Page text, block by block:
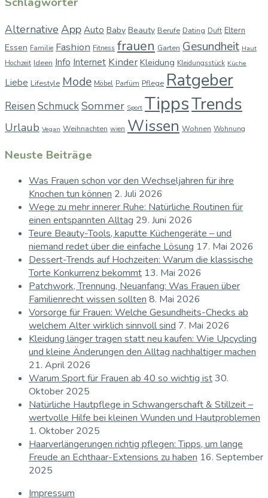
Alternative App Auto Baby Beauty Berufe Dating Duft Eltern
Essen Familie Fashion Fitness frauen Garten Gesundheit Haut
Hochzeit Ideen Info Internet Kinder Kleidung Kleidungsstück Küche
Liebe Lifestyle Mode Möbel Parfüm Pflege Ratgeber
Reisen SchmuckSommer Sport TippsTrends
Urlaub Vegan Weihnachten wien Wissen Wohnen Wohnung
Neuste Beiträge
Was Frauen schon vor den Wechseljahren für ihre
Knochen tun können 2. Juli 2026
Wege zu mehr innerer Ruhe: Natürliche Routinen für
einen entspannten Alltag 29. Juni 2026
Teure Beauty-Tools, kaputte Küchengeräte – und
niemand redet über die einfache Lösung 17. Mai 2026
Dessert-Trends auf Hochzeiten: Warum die klassische
Torte Konkurrenz bekommt 13. Mai 2026
Patchwork, Trennung, Neuanfang: Was Frauen über
Familienrecht wissen sollten 8. Mai 2026
Vorsorge für Frauen: Welche Gesundheits-Checks ab
welchem Alter wirklich sinnvoll sind 7. Mai 2026
Kleidung länger tragen statt neu kaufen: Wie Upcycling
und kleine Änderungen den Alltag nachhaltiger machen
21. April 2026
Warum Sport für Frauen ab 40 so wichtig ist30.
Oktober 2025
Natürliche Hautpflege in Schwangerschaft & Stillzeit –
wertvolle Hilfe bei kleinen Wunden und Hautproblemen
1. Oktober 2025
Haarverlängerungen richtig pflegen: Tipps, um lange
Freude an Echthaar-Extensions zu haben 16. September
2025
Impressum